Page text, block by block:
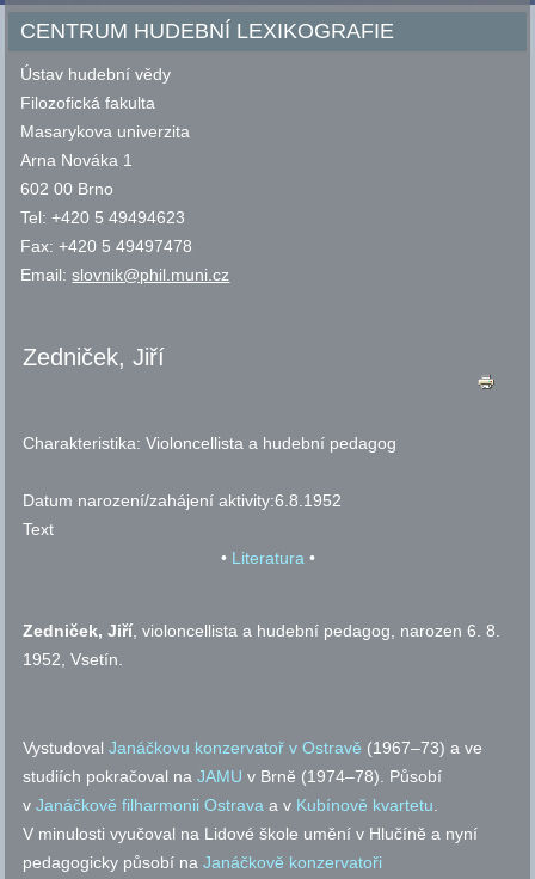
CENTRUM HUDEBNÍ LEXIKOGRAFIE
Ústav hudební vědy
Filozofická fakulta
Masarykova univerzita
Arna Nováka 1
602 00 Brno
Tel: +420 5 49494623
Fax: +420 5 49497478
Email:slovnik@phil.muni.cz
Zedniček, Jiří
Charakteristika:Violoncellista a hudební pedagog
Datum narození/zahájení aktivity:6.8.1952
Text
• Literatura•
Zedniček, Jiří, violoncellista a hudební pedagog, narozen 6. 8.
1952, Vsetín.
VystudovalJanáčkovu konzervatoř v Ostravě (1967–73) a ve
studiích pokračoval naJAMU v Brně (1974–78). Působí
vJanáčkově filharmonii Ostrava a v Kubínově kvartetu.
V minulosti vyučoval na Lidové škole umění v Hlučíně a nyní
pedagogicky působí naJanáčkově konzervatoři